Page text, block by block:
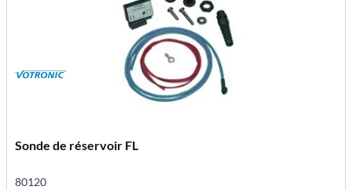
Sonde de réservoir FL
80120